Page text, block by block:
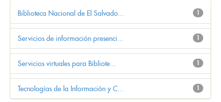
1
Biblioteca Nacional de El Salvado...
1
Servicios de información presenci...
1
Servicios virtuales para Bibliote...
1
Tecnologías de la Información y C...